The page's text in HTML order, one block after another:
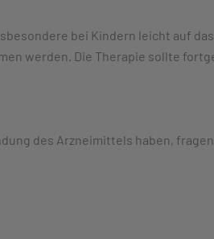
bei Kindern leicht auf
werden. Die Therapie sollte
des Arzneimittels haben,